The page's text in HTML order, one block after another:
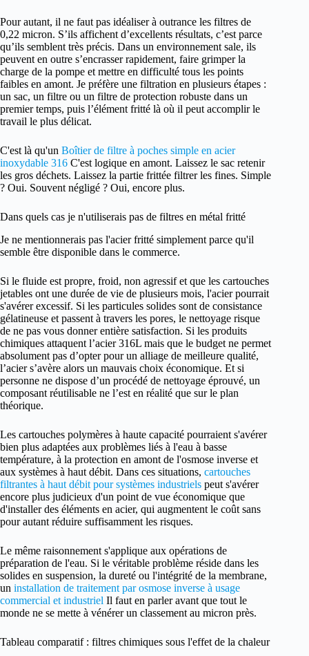
Pour autant, il ne faut pas idéaliser à outrance les filtres de
0,22 micron. S’ils affichent d’excellents résultats, c’est parce
qu’ils semblent très précis. Dans un environnement sale, ils
peuvent en outre s’encrasser rapidement, faire grimper la
charge de la pompe et mettre en difficulté tous les points
faibles en amont. Je préfère une filtration en plusieurs étapes :
un sac, un filtre ou un filtre de protection robuste dans un
premier temps, puis l’élément fritté là où il peut accomplir le
travail le plus délicat.
C'est là qu'un Boîtier de filtre à poches simple en acier
inoxydable 316 C'est logique en amont. Laissez le sac retenir
les gros déchets. Laissez la partie frittée filtrer les fines. Simple
? Oui. Souvent négligé ? Oui, encore plus.
Dans quels cas je n'utiliserais pas de filtres en métal fritté
Je ne mentionnerais pas l'acier fritté simplement parce qu'il
semble être disponible dans le commerce.
Si le fluide est propre, froid, non agressif et que les cartouches
jetables ont une durée de vie de plusieurs mois, l'acier pourrait
s'avérer excessif. Si les particules solides sont de consistance
gélatineuse et passent à travers les pores, le nettoyage risque
de ne pas vous donner entière satisfaction. Si les produits
chimiques attaquent l’acier 316L mais que le budget ne permet
absolument pas d’opter pour un alliage de meilleure qualité,
l’acier s’avère alors un mauvais choix économique. Et si
personne ne dispose d’un procédé de nettoyage éprouvé, un
composant réutilisable ne l’est en réalité que sur le plan
théorique.
Les cartouches polymères à haute capacité pourraient s'avérer
bien plus adaptées aux problèmes liés à l'eau à basse
température, à la protection en amont de l'osmose inverse et
aux systèmes à haut débit. Dans ces situations, cartouches
filtrantes à haut débit pour systèmes industriels peut s'avérer
encore plus judicieux d'un point de vue économique que
d'installer des éléments en acier, qui augmentent le coût sans
pour autant réduire suffisamment les risques.
Le même raisonnement s'applique aux opérations de
préparation de l'eau. Si le véritable problème réside dans les
solides en suspension, la dureté ou l'intégrité de la membrane,
un installation de traitement par osmose inverse à usage
commercial et industriel Il faut en parler avant que tout le
monde ne se mette à vénérer un classement au micron près.
Tableau comparatif : filtres chimiques sous l'effet de la chaleur